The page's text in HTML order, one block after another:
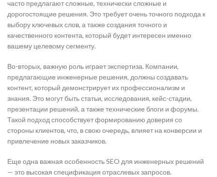
часто предлагают сложные, технически сложные и
дорогостоящие решения. Это требует очень точного подхода к
выбору ключевых слов, а также создания точного и
качественного контента, который будет интересен именно
вашему целевому сегменту.
Во-вторых, важную роль играет экспертиза. Компании,
предлагающие инженерные решения, должны создавать
контент, который демонстрирует их профессионализм и
знания. Это могут быть статьи, исследования, кейс-стадии,
презентации решений, а также технические блоги и форумы.
Такой подход способствует формированию доверия со
стороны клиентов, что, в свою очередь, влияет на конверсии и
привлечение новых заказчиков.
Еще одна важная особенность SEO для инженерных решений
— это высокая спецификация отраслевых запросов.